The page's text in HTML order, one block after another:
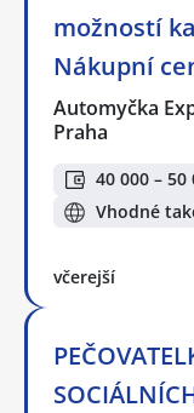
možností
Nákupní
Automyčka
Praha
40 000 – 50
Vhodné
včerejší